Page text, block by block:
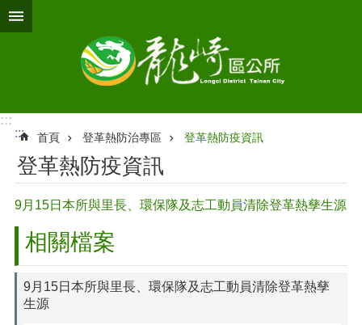
跳到主要內容區塊
:::
:::
首頁 登革熱防治專區 登革熱防疫資訊
登革熱防疫資訊
9月15日本所與里長、環保隊及志工動員清除登革熱孳生源
相關檔案
9月15日本所與里長、環保隊及志工動員清除登革熱孳
生源